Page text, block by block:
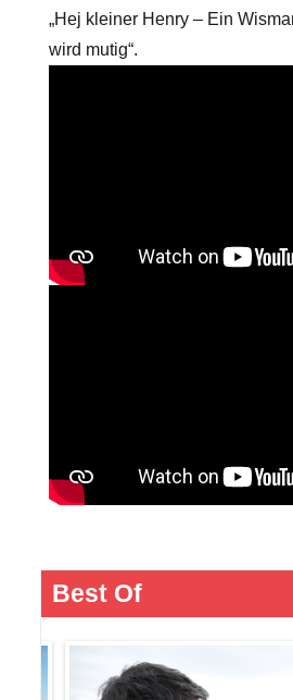
„Hej kleiner Henry – Ein
wird mutig“.
Best Of